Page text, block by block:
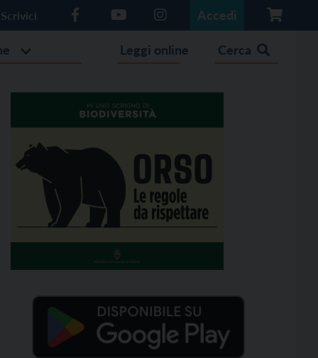
Scrivici Accedi
Leggi online Cerca